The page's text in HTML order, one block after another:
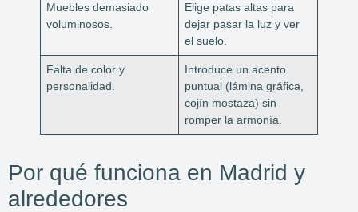
Muebles demasiado
voluminosos.
Elige patas altas para
dejar pasar la luz y ver
el suelo.
Falta de color y
personalidad.
Introduce un acento
puntual (lámina gráfica,
cojín mostaza) sin
romper la armonía.
Por qué funciona en Madrid y
alrededores